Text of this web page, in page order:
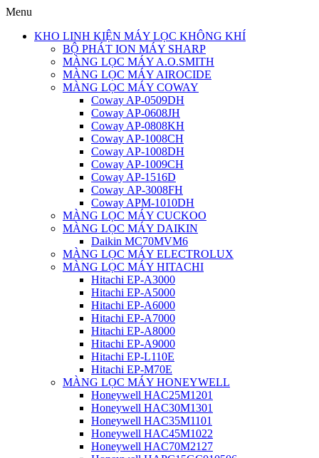
Menu
KHO LINH KIỆN MÁY LỌC KHÔNG KHÍ
BỘ PHÁT ION MÁY SHARP
MÀNG LỌC MÁY A.O.SMITH
MÀNG LỌC MÁY AIROCIDE
MÀNG LỌC MÁY COWAY
Coway AP-0509DH
Coway AP-0608JH
Coway AP-0808KH
Coway AP-1008CH
Coway AP-1008DH
Coway AP-1009CH
Coway AP-1516D
Coway AP-3008FH
Coway APM-1010DH
MÀNG LỌC MÁY CUCKOO
MÀNG LỌC MÁY DAIKIN
Daikin MC70MVM6
MÀNG LỌC MÁY ELECTROLUX
MÀNG LỌC MÁY HITACHI
Hitachi EP-A3000
Hitachi EP-A5000
Hitachi EP-A6000
Hitachi EP-A7000
Hitachi EP-A8000
Hitachi EP-A9000
Hitachi EP-L110E
Hitachi EP-M70E
MÀNG LỌC MÁY HONEYWELL
Honeywell HAC25M1201
Honeywell HAC30M1301
Honeywell HAC35M1101
Honeywell HAC45M1022
Honeywell HAC70M2127